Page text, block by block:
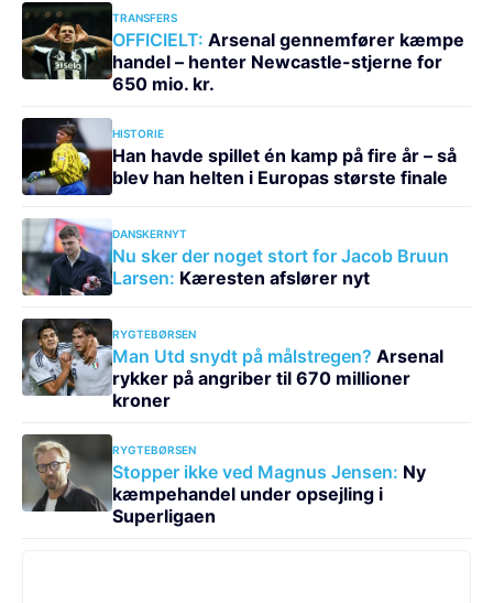
TRANSFERS
OFFICIELT: Arsenal gennemfører kæmpe
handel – henter Newcastle-stjerne for
650 mio. kr.
HISTORIE
Han havde spillet én kamp på fire år – så
blev han helten i Europas største finale
DANSKERNYT
Nu sker der noget stort for Jacob Bruun
Larsen: Kæresten afslører nyt
RYGTEBØRSEN
Man Utd snydt på målstregen? Arsenal
rykker på angriber til 670 millioner
kroner
RYGTEBØRSEN
Stopper ikke ved Magnus Jensen: Ny
kæmpehandel under opsejling i
Superligaen